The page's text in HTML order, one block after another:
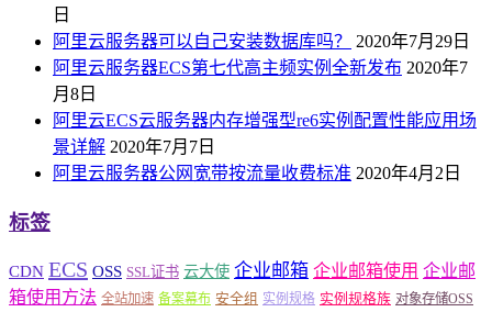
日
阿里云服务器可以自己安装数据库吗？
2020年7月29日
阿里云服务器ECS第七代高主频实例全新发布 2020年7
月8日
阿里云ECS云服务器内存增强型re6实例配置性能应用场
景详解 2020年7月7日
阿里云服务器公网宽带按流量收费标准 2020年4月2日
标签
CDN ECS OSS SSL证书 云大使 企业邮箱 企业邮箱使用 企业邮
箱使用方法 全站加速 备案幕布 安全组 实例规格 实例规格族 对象存储OSS